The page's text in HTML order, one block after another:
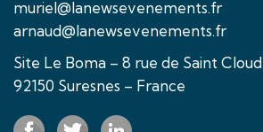
muriel@lanewsevenements.fr
arnaud@lanewsevenements.fr
Site Le Boma – 8 rue de Saint Cloud
92150 Suresnes – France